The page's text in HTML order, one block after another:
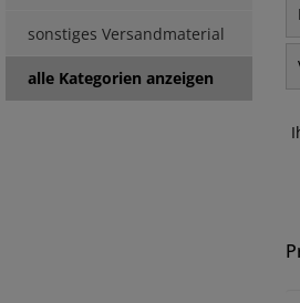
sonstiges Versandmaterial
alle Kategorien anzeigen